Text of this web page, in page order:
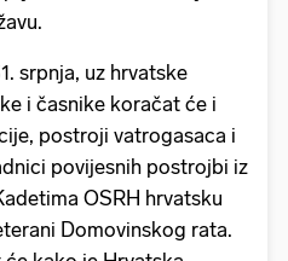
srpnja, uz hrvatske
i časnike koračat će i
postroji vatrogasaca i
povijesnih postrojbi iz
OSRH hrvatsku
Domovinskog rata.